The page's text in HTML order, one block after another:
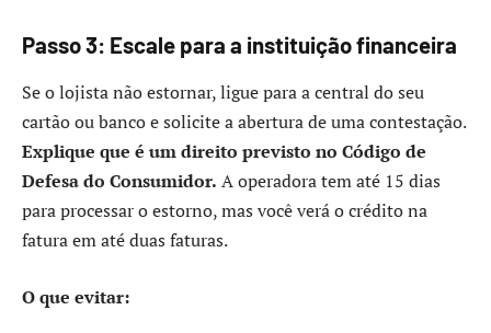
Passo 3: Escale para a instituição financeira
Se o lojista não estornar, ligue para a central do seu
cartão ou banco e solicite a abertura de uma contestação.
Explique que é um direito previsto no Código de
Defesa do Consumidor. A operadora tem até 15 dias
para processar o estorno, mas você verá o crédito na
fatura em até duas faturas.
O que evitar: